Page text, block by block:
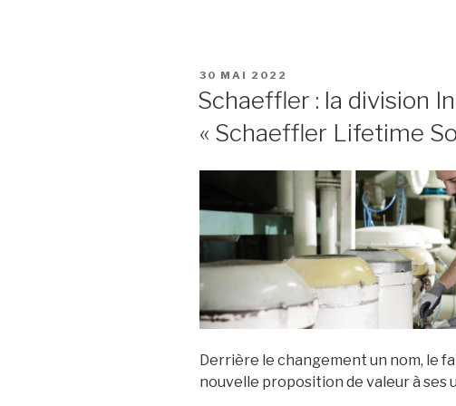
2022,
en
annonces »
PUBLIÉ
30 MAI 2022
Schaeffler : la division
« Schaeffler Lifetime
Derrière le changement un nom, le
nouvelle proposition de valeur à ses